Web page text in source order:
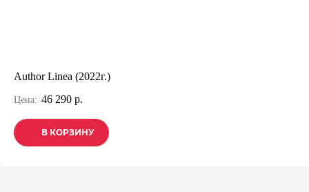
Author Linea (2022г.)
Цена: 46 290 р.
В КОРЗИНУ
В КОРЗИНУ
В КОРЗИНУ